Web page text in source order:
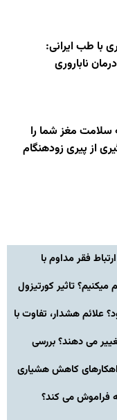
با طب ایرانی:
ناباروری
سلامت مغز شما را
از پیری زودهنگام
فقر مداوم با
تاثیر کورتیزول
هشدار، تفاوت با
می دهند؟ بررسی
کاهش هشیاری
فراموش می کند؟